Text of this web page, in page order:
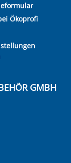
Ökoprofi
GMBH